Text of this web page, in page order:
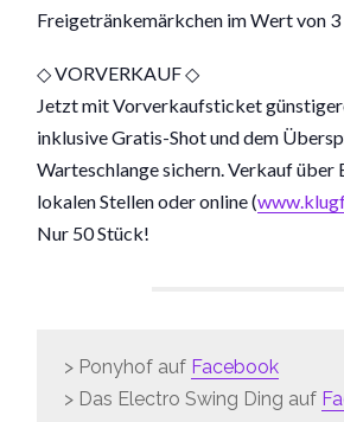
Freigetränkemärkchen im Wert von 3
◇ VORVERKAUF ◇
Jetzt mit Vorverkaufsticket
inklusive Gratis-Shot und dem
Warteschlange sichern. Verkauf über
lokalen Stellen oder online (
Nur 50 Stück!
> Ponyhof auf Facebook
> Das Electro Swing Ding auf